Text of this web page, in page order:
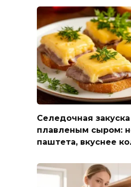
Селедочная
плавленым сыром:
паштета, вкуснее